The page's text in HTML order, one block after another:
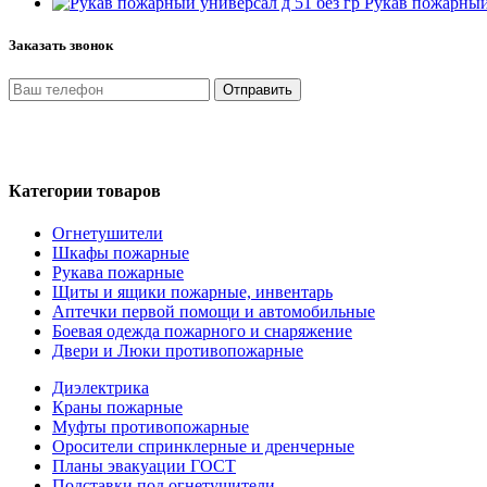
Заказать звонок
Отправить
Категории товаров
Огнетушители
Шкафы пожарные
Рукава пожарные
Щиты и ящики пожарные, инвентарь
Аптечки первой помощи и автомобильные
Боевая одежда пожарного и снаряжение
Двери и Люки противопожарные
Диэлектрика
Краны пожарные
Муфты противопожарные
Оросители спринклерные и дренчерные
Планы эвакуации ГОСТ